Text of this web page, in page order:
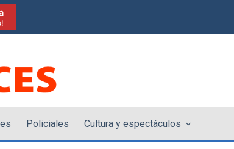
Policiales Cultura y espectáculos